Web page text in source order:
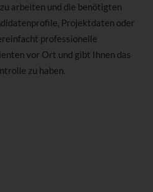
arbeiten und die benötigten
Projektdaten oder
professionelle
vor Ort und gibt Ihnen das
zu haben.